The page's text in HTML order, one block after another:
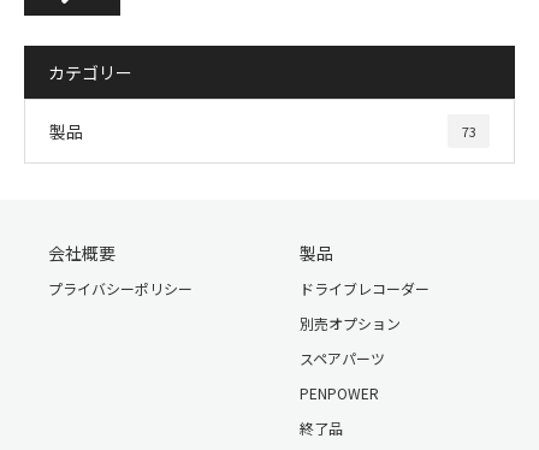
カテゴリー
製品 73
会社概要
プライバシーポリシー
製品
ドライブレコーダー
別売オプション
スペアパーツ
PENPOWER
終了品